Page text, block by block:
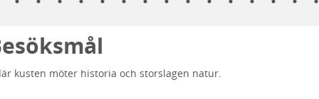
kusten möter historia och storslagen natur.